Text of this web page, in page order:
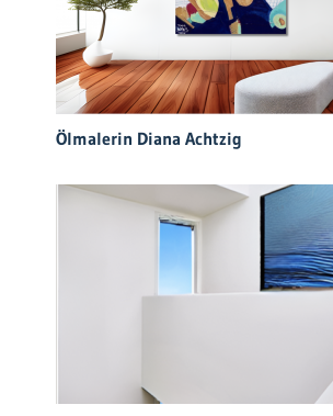
Ölmalerin Diana Achtzig